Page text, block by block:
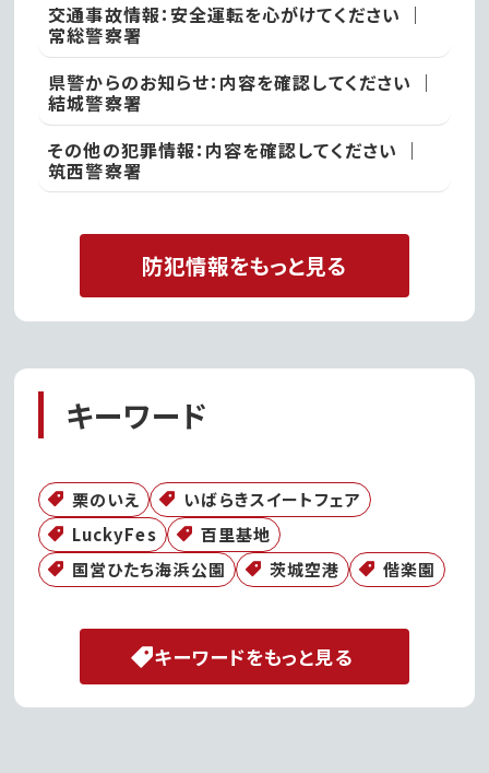
交通事故情報：安全運転を心がけてください ｜
常総警察署
県警からのお知らせ：内容を確認してください ｜
結城警察署
その他の犯罪情報：内容を確認してください ｜
筑西警察署
防犯情報をもっと見る
キーワード
栗のいえ
いばらきスイートフェア
LuckyFes
百里基地
国営ひたち海浜公園
茨城空港 偕楽園
キーワードをもっと見る